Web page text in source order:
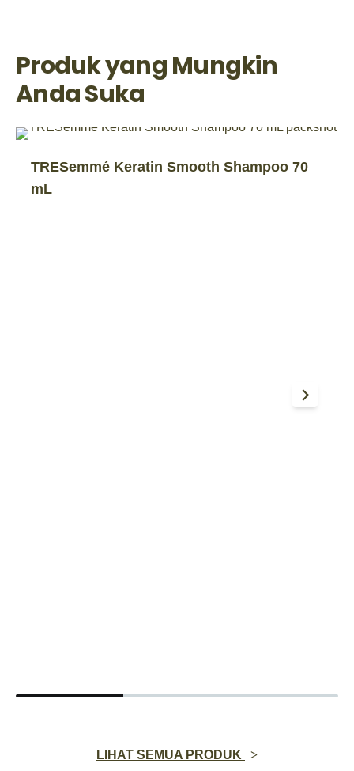
Produk yang Mungkin
Anda Suka
TRESemmé Keratin Smooth Shampoo 70
mL
LIHAT SEMUA PRODUK